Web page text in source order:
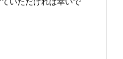
いただければ幸いで